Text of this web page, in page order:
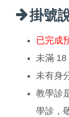
掛號
已完成
未滿 18
未有身
教學診
學診，